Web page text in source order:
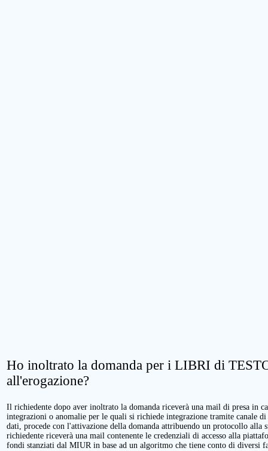
Ho inoltrato la domanda per i LIBRI di
all'erogazione?
Il richiedente dopo aver inoltrato la domanda riceverà una mail di presa in
integrazioni o anomalie per le quali si richiede integrazione tramite canale
dati, procede con l'attivazione della domanda attribuendo un protocollo alla
richiedente riceverà una mail contenente le credenziali di accesso alla
fondi stanziati dal MIUR in base ad un algoritmo che tiene conto di diversi